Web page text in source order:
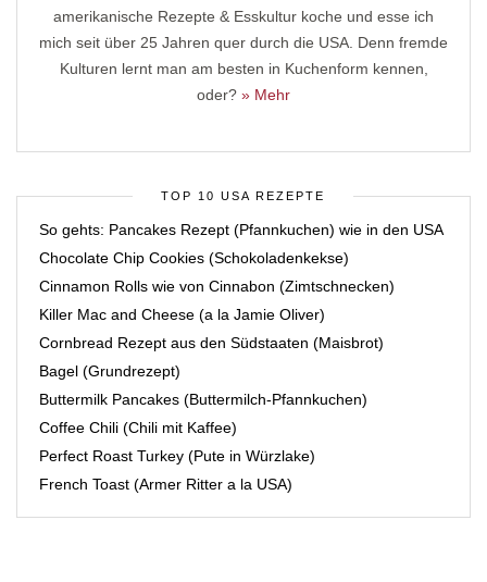
amerikanische Rezepte & Esskultur koche und esse ich
mich seit über 25 Jahren quer durch die USA. Denn fremde
Kulturen lernt man am besten in Kuchenform kennen,
oder? » Mehr
TOP 10 USA REZEPTE
So gehts: Pancakes Rezept (Pfannkuchen) wie in den USA
Chocolate Chip Cookies (Schokoladenkekse)
Cinnamon Rolls wie von Cinnabon (Zimtschnecken)
Killer Mac and Cheese (a la Jamie Oliver)
Cornbread Rezept aus den Südstaaten (Maisbrot)
Bagel (Grundrezept)
Buttermilk Pancakes (Buttermilch-Pfannkuchen)
Coffee Chili (Chili mit Kaffee)
Perfect Roast Turkey (Pute in Würzlake)
French Toast (Armer Ritter a la USA)